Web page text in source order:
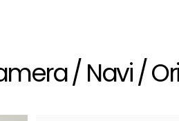
/ Navi /